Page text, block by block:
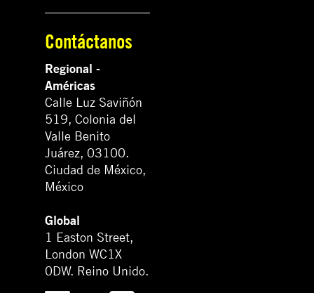
Contáctanos
Regional -
Américas
Calle Luz Saviñón
519, Colonia del
Valle Benito
Juárez, 03100.
Ciudad de México,
México
Global
1 Easton Street,
London WC1X
0DW. Reino Unido.